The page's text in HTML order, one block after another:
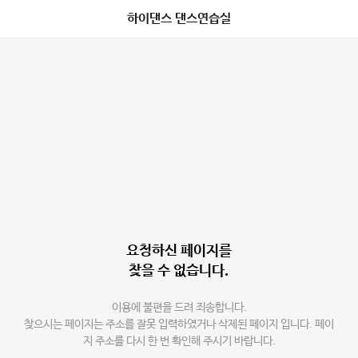
하이댄스 댄스연습실
요청하신 페이지를
찾을 수 없습니다.
이용에 불편을 드려 죄송합니다.
찾으시는 페이지는 주소를 잘못 입력하였거나 삭제된 페이지 입니다. 페이
지 주소를 다시 한 번 확인해 주시기 바랍니다.